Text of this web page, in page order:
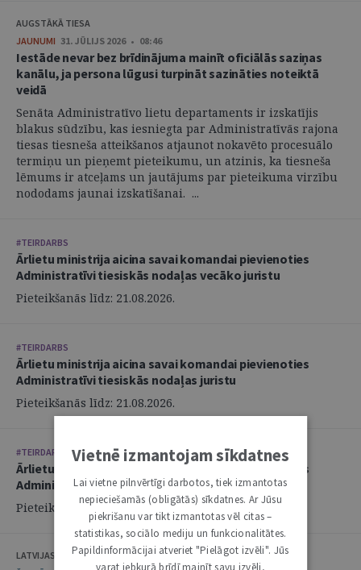
AUGSTĀKĀ TIESA
JAUNUMI 31. JŪLIJS 2026 • 08:46
Iestāde nevar bez brīdinājuma mainīt oficiālās saziņas
kanālu, ja persona lūgusi turpināt sazināties noteiktā
veidā
Senāta Administratīvo lietu departaments ir izskatījis
blakus sūdzību, kas iesniegta par Administratīvās rajona
tiesas tiesneša atteikšanos atjaunot nokavēto procesuālo
termiņu un pieņemt pieteikumu, un atzinis, ka tiesneša
lēmums ir atceļams un jautājums par pieteikuma virzību
nododams jaunai izskatīšanai. ...
#TEIRDARBS
Ārlietu ministrija aicina savai komandai pievienoties
Administratīvi tiesiskās nodaļas vecāko juristu
Pieteikšanās līdz: 21.08.2026.
#TEIRDARBS
Ārlietu ministrija aicina savai komandai pievienoties
Administratīvi tiesiskās nodaļas juristu
Pieteikšanās līdz: 21.08.2026.
#TEIRDARBS
Ārlietu ministrija aicina savai komandai pievienoties
Administratīvi tiesiskās nodaļas juristu
Pieteikšanās līdz: 21.08.2026.
LATVIJAS ZVĒRINĀTU ADVOKĀTU PADOME
Vietnē izmantojam sīkdatnes
Lai vietne pilnvērtīgi darbotos, tiek izmantotas
nepieciešamās (obligātās) sīkdatnes. Ar Jūsu
piekrišanu var tikt izmantotas vēl citas –
statistikas, sociālo mediju un funkcionalitātes.
Papildinformācijai atveriet "Pielāgot izvēli". Jūs
varat jebkurā brīdī mainīt savu izvēli,